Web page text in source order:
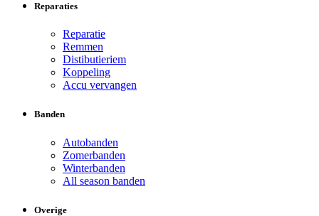
Reparaties
Reparatie
Remmen
Distibutieriem
Koppeling
Accu vervangen
Banden
Autobanden
Zomerbanden
Winterbanden
All season banden
Overige